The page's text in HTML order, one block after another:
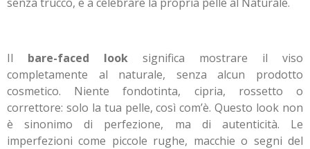
Il bare-faced look significa mostrare il viso
completamente al naturale, senza alcun prodotto
cosmetico. Niente fondotinta, cipria, rossetto o
correttore: solo la tua pelle, così com’è. Questo look non
è sinonimo di perfezione, ma di autenticità. Le
imperfezioni come piccole rughe, macchie o segni del